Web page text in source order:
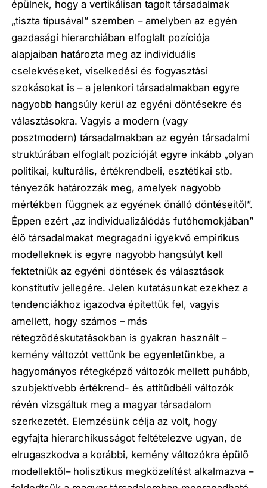
épülnek, hogy a vertikálisan tagolt társadalmak
„tiszta típusával” szemben – amelyben az egyén
gazdasági hierarchiában elfoglalt pozíciója
alapjaiban határozta meg az individuális
cselekvéseket, viselkedési és fogyasztási
szokásokat is – a jelenkori társadalmakban egyre
nagyobb hangsúly kerül az egyéni döntésekre és
választásokra. Vagyis a modern (vagy
posztmodern) társadalmakban az egyén társadalmi
struktúrában elfoglalt pozícióját egyre inkább „olyan
politikai, kulturális, értékrendbeli, esztétikai stb.
tényezők határozzák meg, amelyek nagyobb
mértékben függnek az egyének önálló döntéseitől”.
Éppen ezért „az individualizálódás futóhomokjában”
élő társadalmakat megragadni igyekvő empirikus
modelleknek is egyre nagyobb hangsúlyt kell
fektetniük az egyéni döntések és választások
konstitutív jellegére. Jelen kutatásunkat ezekhez a
tendenciákhoz igazodva építettük fel, vagyis
amellett, hogy számos – más
rétegződéskutatásokban is gyakran használt –
kemény változót vettünk be egyenletünkbe, a
hagyományos rétegképző változók mellett puhább,
szubjektívebb értékrend- és attitűdbéli változók
révén vizsgáltuk meg a magyar társadalom
szerkezetét. Elemzésünk célja az volt, hogy
egyfajta hierarchikusságot feltételezve ugyan, de
elrugaszkodva a korábbi, kemény változókra épülő
modellektől– holisztikus megközelítést alkalmazva –